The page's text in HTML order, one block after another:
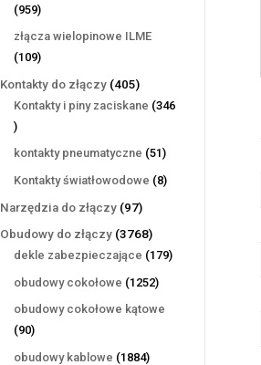
959959
produktów
złącza wielopinowe ILME
109109
produktów
Kontakty do złączy 405405
produktów
Kontakty i piny zaciskane 346
346
produktów
kontakty pneumatyczne 5151
produktów
Kontakty światłowodowe 88
Narzędzia do złączy 9797
produktów
Obudowy do złączy 37683768
produktów
dekle zabezpieczające 179179
obudowy cokołowe 12521252
obudowy cokołowe kątowe
9090
produktów
obudowy kablowe 18841884